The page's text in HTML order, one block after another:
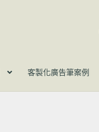
客製化廣告筆案例